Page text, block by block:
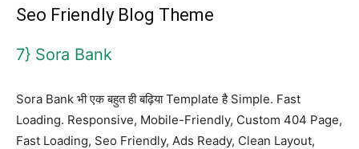
Seo Friendly Blog Theme
7} Sora Bank
Sora Bank भी एक बहुत ही बढ़िया Template है Simple. Fast
Loading. Responsive, Mobile-Friendly, Custom 404 Page,
Fast Loading, Seo Friendly, Ads Ready, Clean Layout,